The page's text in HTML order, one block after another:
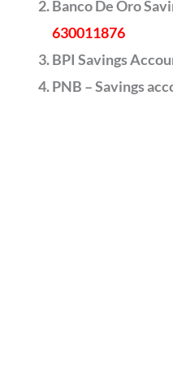
Banco De Oro
630011876
BPI Savings
PNB – Savings